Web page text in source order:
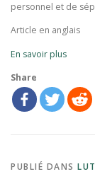
personnel et de
Article en anglais
En savoir plus
Share
PUBLIÉ DANS